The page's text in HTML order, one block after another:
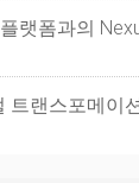
랫폼과의
트랜스포메이